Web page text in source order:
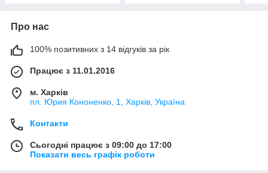
Про нас
100% позитивних з 14 відгуків за рік
Працює з 11.01.2016
м. Харків
пл. Юрия Кононенко, 1, Харків, Україна
Контакти
Сьогодні працює з 09:00 до 17:00
Показати весь графік роботи